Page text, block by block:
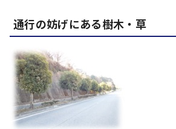
通行の妨げにある樹木・草